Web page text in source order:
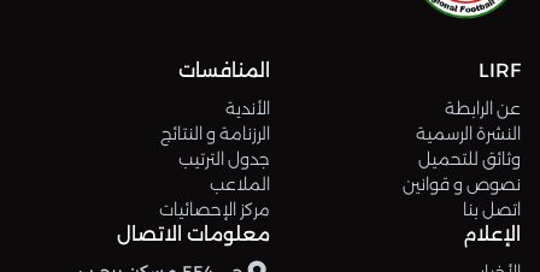
LIRF
عن الرابطة
النشرة الرسمية
وثائق للتحميل
نصوص و قوانين
اتصل بنا
المنافسات
الأندية
الرزنامة و النتائج
جدول الترتيب
الملاعب
مركز الإحصائيات
الإعلام معلومات الاتصال